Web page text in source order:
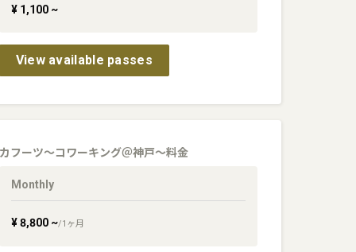
¥ 1,100~
View available passes
カフーツ〜コワーキング＠神戸〜料金
Monthly
¥8,800~/1 ヶ月